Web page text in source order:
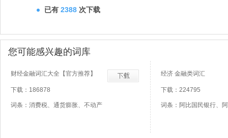
已有 2388 次下载
您可能感兴趣的词库
财经金融词汇大全【官方推荐】
下载：186878
词条：消费税、通货膨胀、不动产
经济 金融类词汇
下载：224795
词条：阿比国民银行、